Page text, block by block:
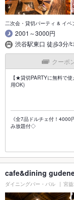
二次会・貸切パーティ & イベ
2001～3000円
渋谷駅東口 徒歩3分/
クーポ
【★貸切PARTYに無料で
用OK)
《全7品ドルチェ付！
み放題付◇
cafe&dining
ダイニングバー・バル 宮